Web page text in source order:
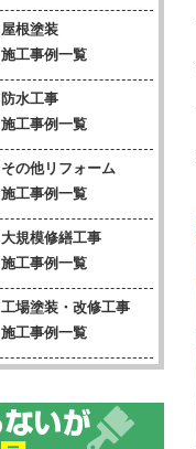
屋根塗装
施工事例一覧
防水工事
施工事例一覧
その他リフォーム
施工事例一覧
大規模修繕工事
施工事例一覧
工場塗装・改修工事
施工事例一覧